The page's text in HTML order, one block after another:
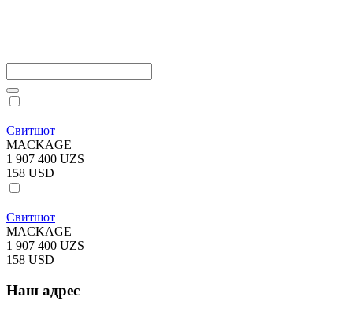
Свитшот
MACKAGE
1 907 400 UZS
158 USD
Свитшот
MACKAGE
1 907 400 UZS
158 USD
Наш адрес